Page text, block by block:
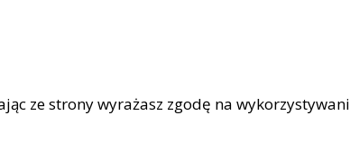
ze strony wyrażasz zgodę na